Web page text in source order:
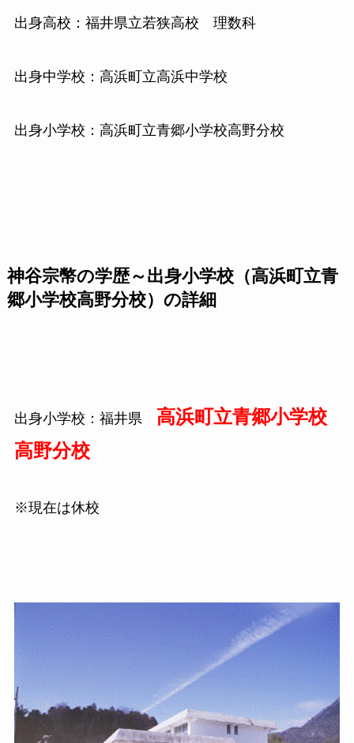
出身高校：福井県立若狭高校 理数科
出身中学校：高浜町立高浜中学校
出身小学校：高浜町立青郷小学校高野分校
神谷宗幣の学歴～出身小学校（高浜町立青
郷小学校高野分校）の詳細
出身小学校：福井県 高浜町立青郷小学校
高野分校
※現在は休校